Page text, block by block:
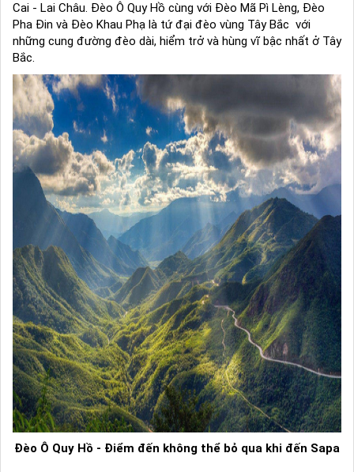
Cai - Lai Châu. Đèo Ô Quy Hồ cùng với Đèo Mã Pì Lèng, Đèo
Pha Đin và Đèo Khau Phạ là tứ đại đèo vùng Tây Bắc với
những cung đường đèo dài, hiểm trở và hùng vĩ bậc nhất ở Tây
Bắc.
Đèo Ô Quy Hồ - Điểm đến không thể bỏ qua khi đến Sapa